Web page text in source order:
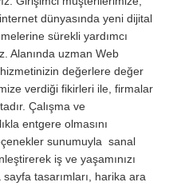
dünyasında yeni dijital
sürekli yardımcı
Alanında uzman Web
değerlere değer
verdiği fikirleri ile, firmalar
Çalışma ve
entgere olmasını
sunumuyla sanal
iş ve yaşamınızı
tasarımları, harika ara